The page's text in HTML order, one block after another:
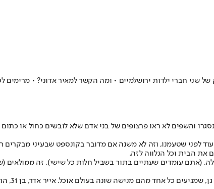
חברי ילדות ירושלמיים • ומה הקשר למאיר אדוני? • מרימים
והשפים לא ראו פרצופים של בני אדם שלא לובשים כחול או
לפני שטעמנו, וזה לא משנה אם מדובר בקונספט שבעיני מבקרים
הבית וכל הנלווה לזה.
(אתם עומדים שעתיים בתור בשביל חלות כל שישי), זה ממולאים
הפעם עשינו